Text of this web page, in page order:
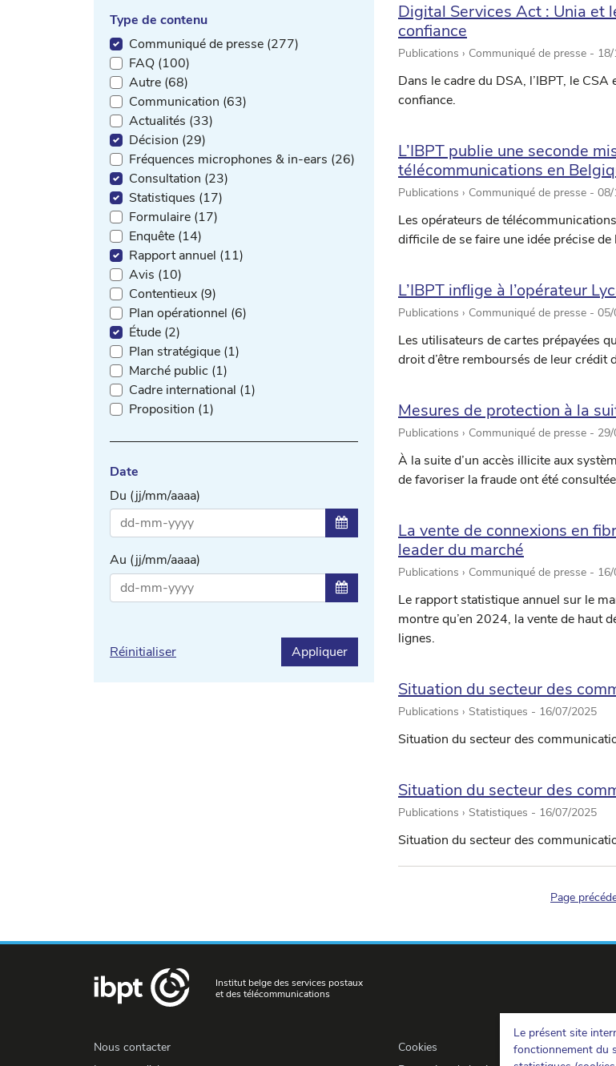
Le présent site
fonctionnement du
Type de contenu
Communiqué de presse (277)
FAQ (100)
Autre (68)
Communication (63)
Actualités (33)
Décision (29)
Fréquences microphones & in-ears (26)
Consultation (23)
Statistiques (17)
Formulaire (17)
Enquête (14)
Rapport annuel (11)
Avis (10)
Contentieux (9)
Plan opérationnel (6)
Étude (2)
Plan stratégique (1)
Marché public (1)
Cadre international (1)
Proposition (1)
Date
Du (jj/mm/aaaa)
Sélectionner une date ...
Au (jj/mm/aaaa)
Sélectionner une date ...
Réinitialiser Appliquer
Digital Services Act : Unia et
confiance
Publications › Communiqué de presse -
Dans le cadre du DSA, l’IBPT, le
confiance.
L’IBPT publie une seconde
télécommunications en
Publications › Communiqué de presse -
Les opérateurs de
difficile de se faire une idée précise
L’IBPT inflige à l’opérateur
Publications › Communiqué de presse -
Les utilisateurs de cartes prépayées
droit d’être remboursés de leur crédit
Mesures de protection à la
Publications › Communiqué de presse -
À la suite d’un accès illicite aux
de favoriser la fraude ont été
La vente de connexions en
leader du marché
Publications › Communiqué de presse -
Le rapport statistique annuel sur le
montre qu’en 2024, la vente de haut
lignes.
Situation du secteur des
Publications › Statistiques - 16/07/2025
Situation du secteur des
Situation du secteur des
Publications › Statistiques - 16/07/2025
Situation du secteur des
Page
Institut belge des services postaux
et des télécommunications
Nous contacter
Cookies